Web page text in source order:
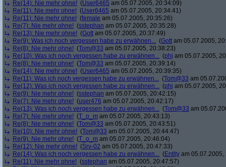
Re(14): Nie mehr ohne! (User6465 am 05.07.2005, 20:34:09)
Re(11): Nie mehr ohne! (User6465 am 05.07.2005, 20:34:41)
Re(11): Nie mehr ohne! (female am 05.07.2005, 20:35:26)
Re(7): Nie mehr ohne! (sstephan am 05.07.2005, 20:35:28)
Re(13): Nie mehr ohne! (Gott am 05.07.2005, 20:37:49)
Re(9): Was ich noch vergessen habe zu erwähnen... (Gott am 05.07.2005,
Re(8): Nie mehr ohne! (Tom@33 am 05.07.2005, 20:38:23)
Re(10): Was ich noch vergessen habe zu erwähnen... (phj am 05.07.2005,
Re(8): Nie mehr ohne! (Tom@33 am 05.07.2005, 20:39:14)
Re(14): Nie mehr ohne! (User6465 am 05.07.2005, 20:39:35)
Re(11): Was ich noch vergessen habe zu erwähnen... (Tom@33 am
Re(12): Was ich noch vergessen habe zu erwähnen... (phj am 05.07.2005,
Re(9): Nie mehr ohne! (sstephan am 05.07.2005, 20:42:15)
Re(7): Nie mehr ohne! (user476 am 05.07.2005, 20:42:17)
Re(13): Was ich noch vergessen habe zu erwähnen... (Tom@33 am
Re(7): Nie mehr ohne! (T_o_m am 05.07.2005, 20:43:13)
Re(8): Nie mehr ohne! (Tom@33 am 05.07.2005, 20:43:51)
Re(10): Nie mehr ohne! (Tom@33 am 05.07.2005, 20:44:47)
Re(9): Nie mehr ohne! (T_o_m am 05.07.2005, 20:46:04)
Re(12): Nie mehr ohne! (Srv-02 am 05.07.2005, 20:47:33)
Re(14): Was ich noch vergessen habe zu erwähnen... (Entity am 05.07.2005,
Re(11): Nie mehr ohne! (sstephan am 05.07.2005, 20:47:57)